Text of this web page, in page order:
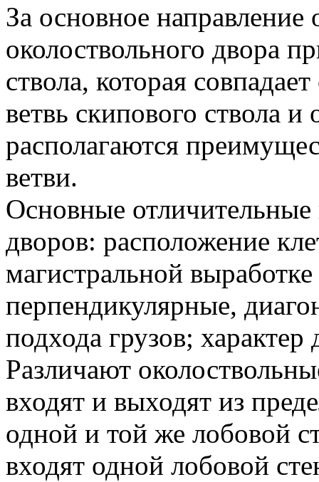
За основное направление
околоствольного двора
ствола, которая
ветвь скипового ствола
располагаются
ветви.
Основные
дворов: расположение
магистральной
перпендикулярные,
подхода грузов;
Различают
входят и выходят из
одной и той же лобовой
входят одной лобовой